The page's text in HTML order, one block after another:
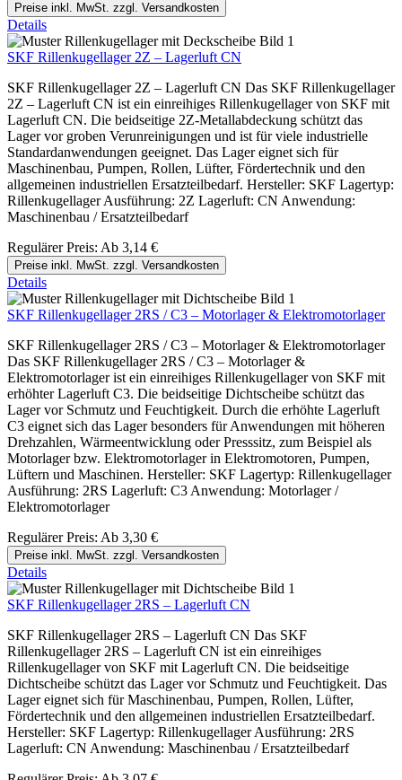
Preise inkl. MwSt. zzgl. Versandkosten
Details
SKF Rillenkugellager 2Z – Lagerluft CN
SKF Rillenkugellager 2Z – Lagerluft CN Das SKF Rillenkugellager
2Z – Lagerluft CN ist ein einreihiges Rillenkugellager von SKF mit
Lagerluft CN. Die beidseitige 2Z-Metallabdeckung schützt das
Lager vor groben Verunreinigungen und ist für viele industrielle
Standardanwendungen geeignet. Das Lager eignet sich für
Maschinenbau, Pumpen, Rollen, Lüfter, Fördertechnik und den
allgemeinen industriellen Ersatzteilbedarf. Hersteller: SKF Lagertyp:
Rillenkugellager Ausführung: 2Z Lagerluft: CN Anwendung:
Maschinenbau / Ersatzteilbedarf
Regulärer Preis: Ab 3,14 €
Preise inkl. MwSt. zzgl. Versandkosten
Details
SKF Rillenkugellager 2RS / C3 – Motorlager & Elektromotorlager
SKF Rillenkugellager 2RS / C3 – Motorlager & Elektromotorlager
Das SKF Rillenkugellager 2RS / C3 – Motorlager &
Elektromotorlager ist ein einreihiges Rillenkugellager von SKF mit
erhöhter Lagerluft C3. Die beidseitige Dichtscheibe schützt das
Lager vor Schmutz und Feuchtigkeit. Durch die erhöhte Lagerluft
C3 eignet sich das Lager besonders für Anwendungen mit höheren
Drehzahlen, Wärmeentwicklung oder Presssitz, zum Beispiel als
Motorlager bzw. Elektromotorlager in Elektromotoren, Pumpen,
Lüftern und Maschinen. Hersteller: SKF Lagertyp: Rillenkugellager
Ausführung: 2RS Lagerluft: C3 Anwendung: Motorlager /
Elektromotorlager
Regulärer Preis: Ab 3,30 €
Preise inkl. MwSt. zzgl. Versandkosten
Details
SKF Rillenkugellager 2RS – Lagerluft CN
SKF Rillenkugellager 2RS – Lagerluft CN Das SKF
Rillenkugellager 2RS – Lagerluft CN ist ein einreihiges
Rillenkugellager von SKF mit Lagerluft CN. Die beidseitige
Dichtscheibe schützt das Lager vor Schmutz und Feuchtigkeit. Das
Lager eignet sich für Maschinenbau, Pumpen, Rollen, Lüfter,
Fördertechnik und den allgemeinen industriellen Ersatzteilbedarf.
Hersteller: SKF Lagertyp: Rillenkugellager Ausführung: 2RS
Lagerluft: CN Anwendung: Maschinenbau / Ersatzteilbedarf